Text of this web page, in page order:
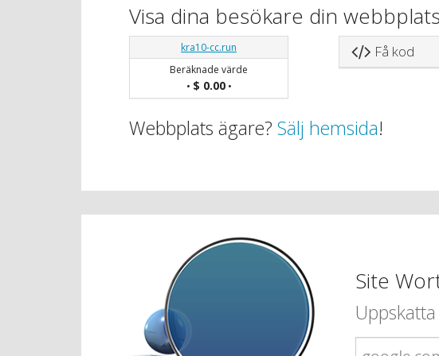
Visa dina besökare din
kra10-cc.run
Beräknade värde
• $ 0.00•
Få kod
Webbplats ägare? Sälj hemsida!
Site